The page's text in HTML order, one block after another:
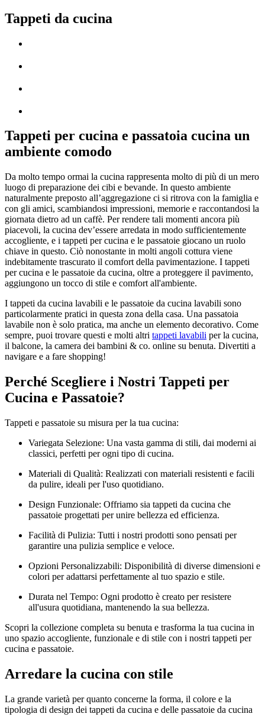
Tappeti da cucina
Tappeti per cucina e passatoia cucina un
ambiente comodo
Da molto tempo ormai la cucina rappresenta molto di più di un mero
luogo di preparazione dei cibi e bevande. In questo ambiente
naturalmente preposto all’aggregazione ci si ritrova con la famiglia e
con gli amici, scambiandosi impressioni, memorie e raccontandosi la
giornata dietro ad un caffè. Per rendere tali momenti ancora più
piacevoli, la cucina dev’essere arredata in modo sufficientemente
accogliente, e i tappeti per cucina e le passatoie giocano un ruolo
chiave in questo. Ciò nonostante in molti angoli cottura viene
indebitamente trascurato il comfort della pavimentazione. I tappeti
per cucina e le passatoie da cucina, oltre a proteggere il pavimento,
aggiungono un tocco di stile e comfort all'ambiente.
I tappeti da cucina lavabili e le passatoie da cucina lavabili sono
particolarmente pratici in questa zona della casa. Una passatoia
lavabile non è solo pratica, ma anche un elemento decorativo. Come
sempre, puoi trovare questi e molti altri tappeti lavabili per la cucina,
il balcone, la camera dei bambini & co. online su benuta. Divertiti a
navigare e a fare shopping!
Perché Scegliere i Nostri Tappeti per
Cucina e Passatoie?
Tappeti e passatoie su misura per la tua cucina:
Variegata Selezione: Una vasta gamma di stili, dai moderni ai
classici, perfetti per ogni tipo di cucina.
Materiali di Qualità: Realizzati con materiali resistenti e facili
da pulire, ideali per l'uso quotidiano.
Design Funzionale: Offriamo sia tappeti da cucina che
passatoie progettati per unire bellezza ed efficienza.
Facilità di Pulizia: Tutti i nostri prodotti sono pensati per
garantire una pulizia semplice e veloce.
Opzioni Personalizzabili: Disponibilità di diverse dimensioni e
colori per adattarsi perfettamente al tuo spazio e stile.
Durata nel Tempo: Ogni prodotto è creato per resistere
all'usura quotidiana, mantenendo la sua bellezza.
Scopri la collezione completa su benuta e trasforma la tua cucina in
uno spazio accogliente, funzionale e di stile con i nostri tappeti per
cucina e passatoie.
Arredare la cucina con stile
La grande varietà per quanto concerne la forma, il colore e la
tipologia di design dei tappeti da cucina e delle passatoie da cucina